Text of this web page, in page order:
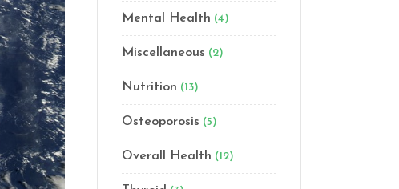
Mental Health (4)
Miscellaneous (2)
Nutrition (13)
Osteoporosis (5)
Overall Health (12)